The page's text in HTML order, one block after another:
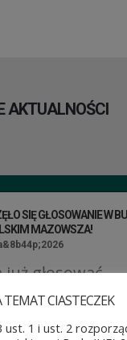
AKTUALNOŚCI
SIĘ GŁOSOWANIE W
MAZOWSZA!
głosować
zgłoszone
CIASTECZEK
ust. 1 i ust. 2